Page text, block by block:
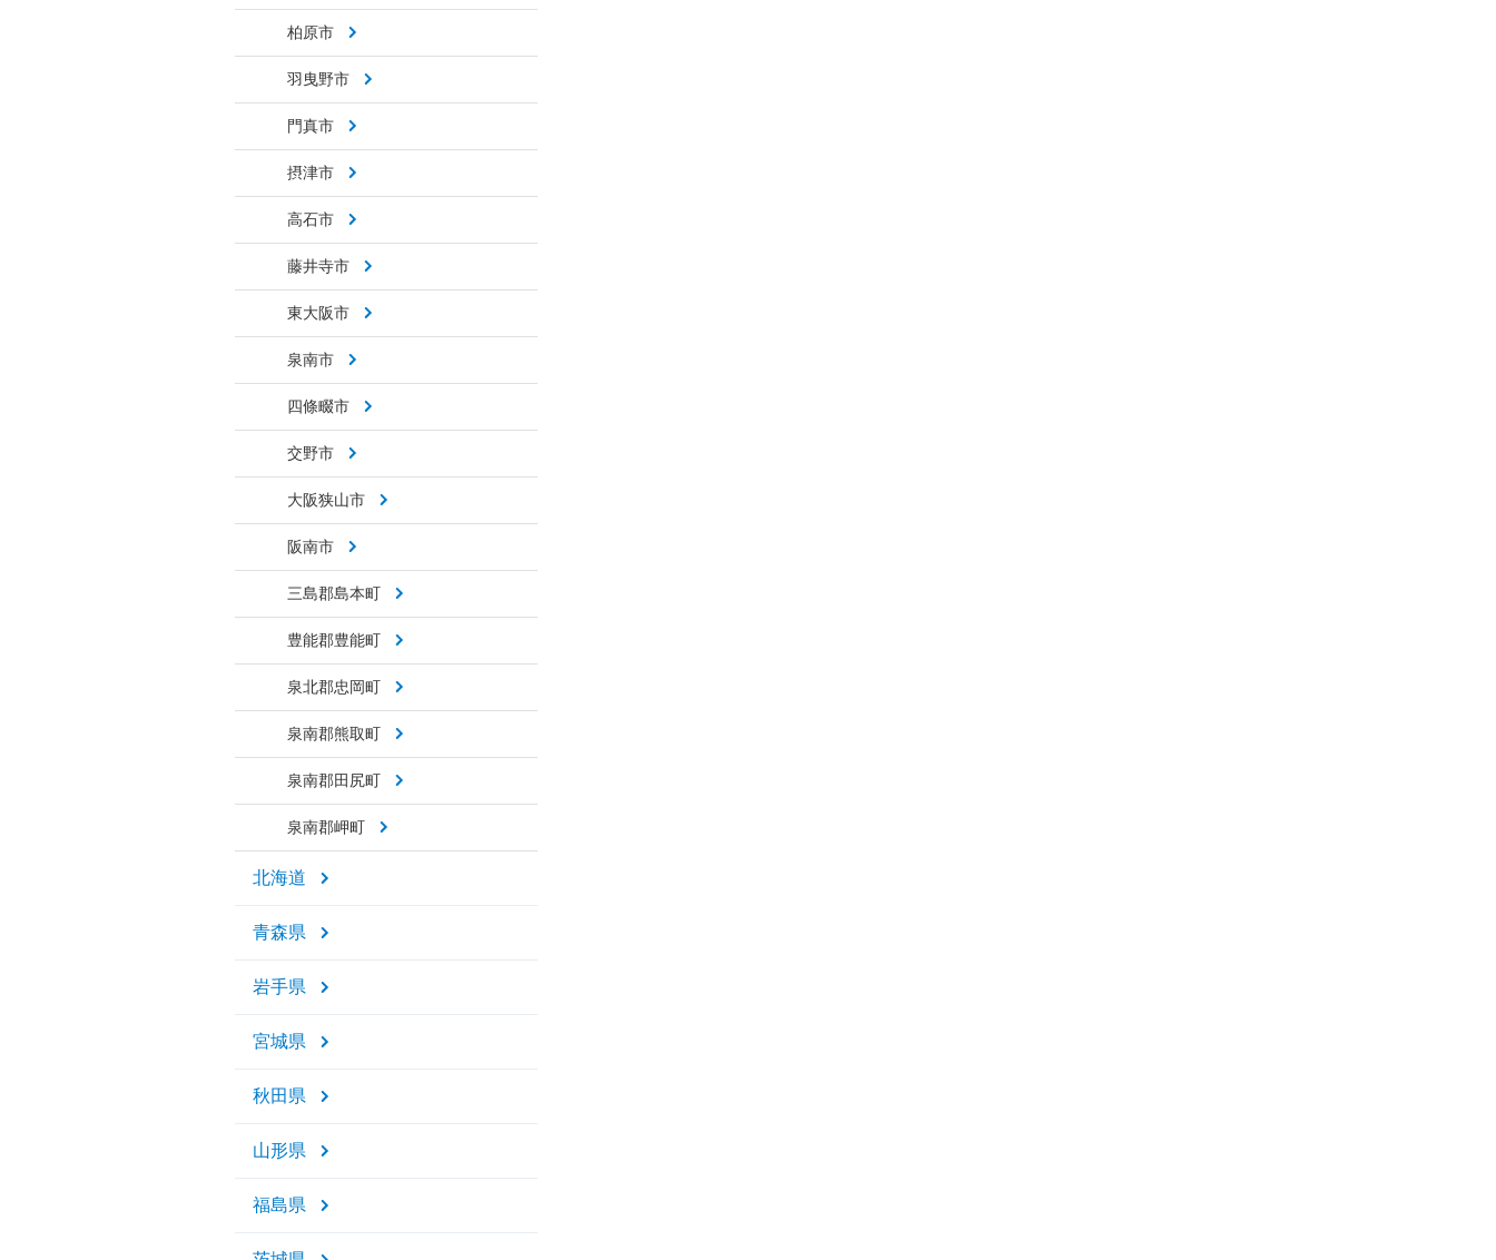
柏原市
羽曳野市
門真市
摂津市
高石市
藤井寺市
東大阪市
泉南市
四條畷市
交野市
大阪狭山市
阪南市
三島郡島本町
豊能郡豊能町
泉北郡忠岡町
泉南郡熊取町
泉南郡田尻町
泉南郡岬町
北海道
青森県
岩手県
宮城県
秋田県
山形県
福島県